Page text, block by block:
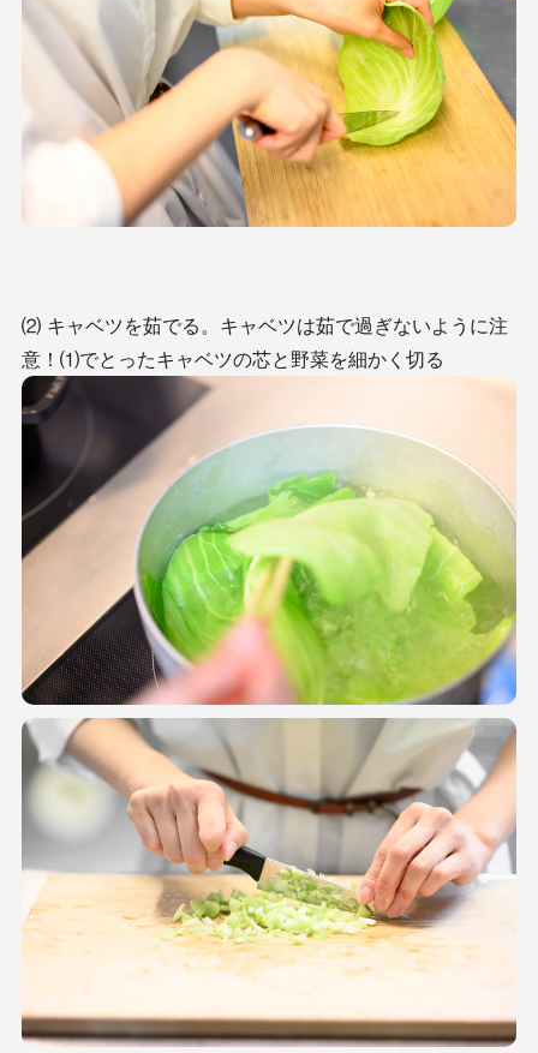
⑵ キャベツを茹でる。キャベツは茹で過ぎないように注
意！⑴でとったキャベツの芯と野菜を細かく切る